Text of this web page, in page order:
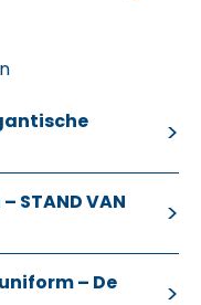
STAND VAN
– De